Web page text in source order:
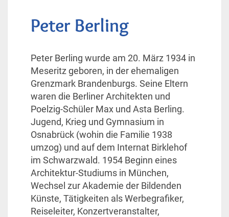
Peter Berling
Peter Berling wurde am 20. März 1934 in
Meseritz geboren, in der ehemaligen
Grenzmark Brandenburgs. Seine Eltern
waren die Berliner Architekten und
Poelzig-Schüler Max und Asta Berling.
Jugend, Krieg und Gymnasium in
Osnabrück (wohin die Familie 1938
umzog) und auf dem Internat Birklehof
im Schwarzwald. 1954 Beginn eines
Architektur-Studiums in München,
Wechsel zur Akademie der Bildenden
Künste, Tätigkeiten als Werbegrafiker,
Reiseleiter, Konzertveranstalter,